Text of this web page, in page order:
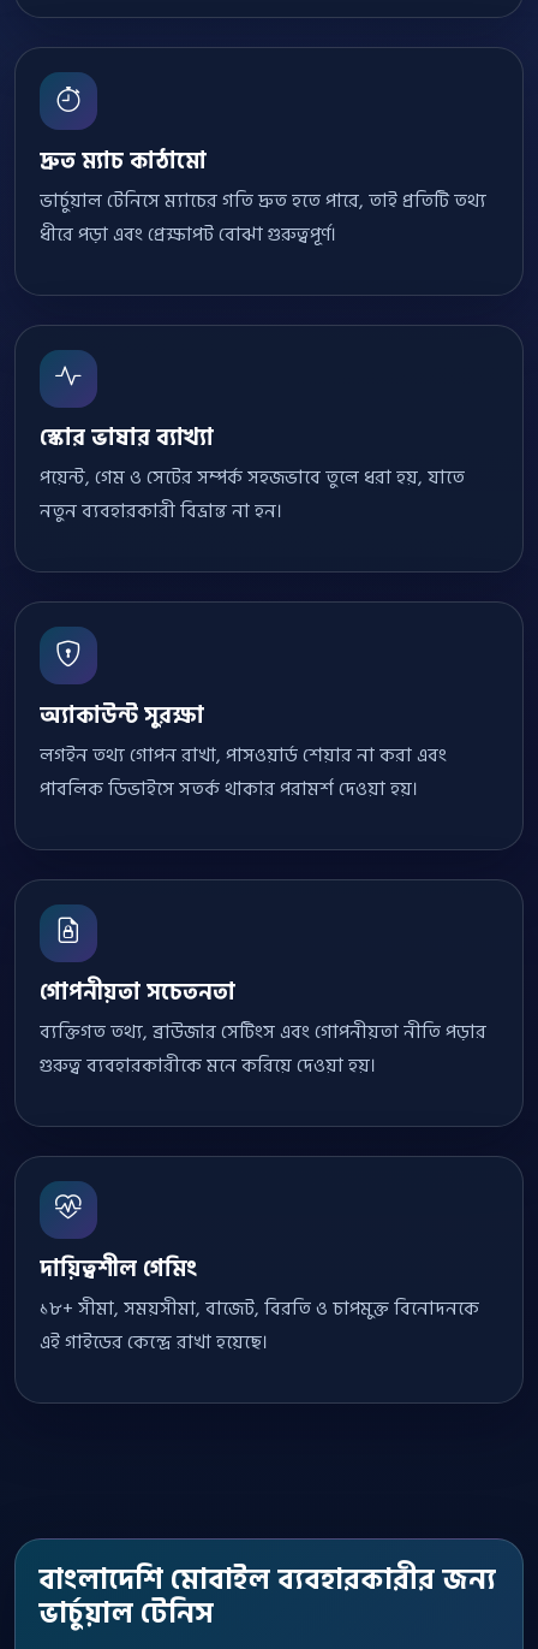
দ্রুত ম্যাচ কাঠামো
ভার্চুয়াল টেনিসে ম্যাচের গতি দ্রুত হতে পারে, তাই প্রতিটি তথ্য
ধীরে পড়া এবং প্রেক্ষাপট বোঝা গুরুত্বপূর্ণ।
স্কোর ভাষার ব্যাখ্যা
পয়েন্ট, গেম ও সেটের সম্পর্ক সহজভাবে তুলে ধরা হয়, যাতে
নতুন ব্যবহারকারী বিভ্রান্ত না হন।
অ্যাকাউন্ট সুরক্ষা
লগইন তথ্য গোপন রাখা, পাসওয়ার্ড শেয়ার না করা এবং
পাবলিক ডিভাইসে সতর্ক থাকার পরামর্শ দেওয়া হয়।
গোপনীয়তা সচেতনতা
ব্যক্তিগত তথ্য, ব্রাউজার সেটিংস এবং গোপনীয়তা নীতি পড়ার
গুরুত্ব ব্যবহারকারীকে মনে করিয়ে দেওয়া হয়।
দায়িত্বশীল গেমিং
১৮+ সীমা, সময়সীমা, বাজেট, বিরতি ও চাপমুক্ত বিনোদনকে
এই গাইডের কেন্দ্রে রাখা হয়েছে।
বাংলাদেশি মোবাইল ব্যবহারকারীর জন্য
ভার্চুয়াল টেনিস